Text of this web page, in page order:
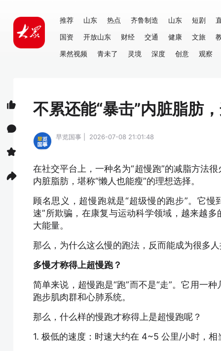
推荐 山东 热点 齐鲁制造 山东 短剧
国资
开放山东 财经 交通 健康 文旅
果然视频
青未了 灵境 深度 创意 观察
不累还能“暴击”内脏脂肪
早览国事 | 2026-07-08 21:01:48
在社交平台上，一种名为“超慢跑”的减脂方法
内脏脂肪，堪称“懒人也能瘦”的理想选择。
顾名思义，超慢跑就是“超级慢的跑步”。它
速”所欺骗，在康复与运动科学领域，越来越
大能量。
那么，为什么这么慢的跑法，反而能成为很多
多慢才称得上超慢跑？
简单来说，超慢跑是“跑”而不是“走”。它用一
跑步肌肉群和心肺系统。
那么，什么样的慢跑才称得上是超慢跑呢？
1. 极低的速度：时速大约在 4~5 公里/小时，相